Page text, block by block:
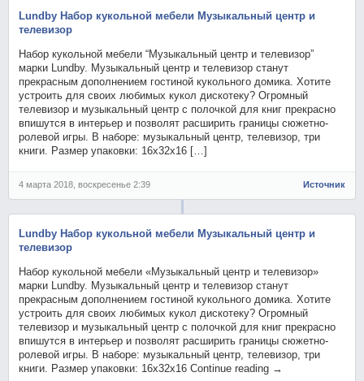
Lundby Набор кукольной мебели Музыкальный центр и
телевизор
Набор кукольной мебели “Музыкальный центр и телевизор”
марки Lundby. Музыкальный центр и телевизор станут
прекрасным дополнением гостиной кукольного домика. Хотите
устроить для своих любимых кукол дискотеку? Огромный
телевизор и музыкальный центр с полочкой для книг прекрасно
впишутся в интерьер и позволят расширить границы сюжетно-
ролевой игры. В наборе: музыкальный центр, телевизор, три
книги. Размер упаковки: 16х32х16 […]
4 марта 2018, воскресенье 2:39 Источник
Lundby Набор кукольной мебели Музыкальный центр и
телевизор
Набор кукольной мебели «Музыкальный центр и телевизор»
марки Lundby. Музыкальный центр и телевизор станут
прекрасным дополнением гостиной кукольного домика. Хотите
устроить для своих любимых кукол дискотеку? Огромный
телевизор и музыкальный центр с полочкой для книг прекрасно
впишутся в интерьер и позволят расширить границы сюжетно-
ролевой игры. В наборе: музыкальный центр, телевизор, три
книги. Размер упаковки: 16х32х16 Continue reading →